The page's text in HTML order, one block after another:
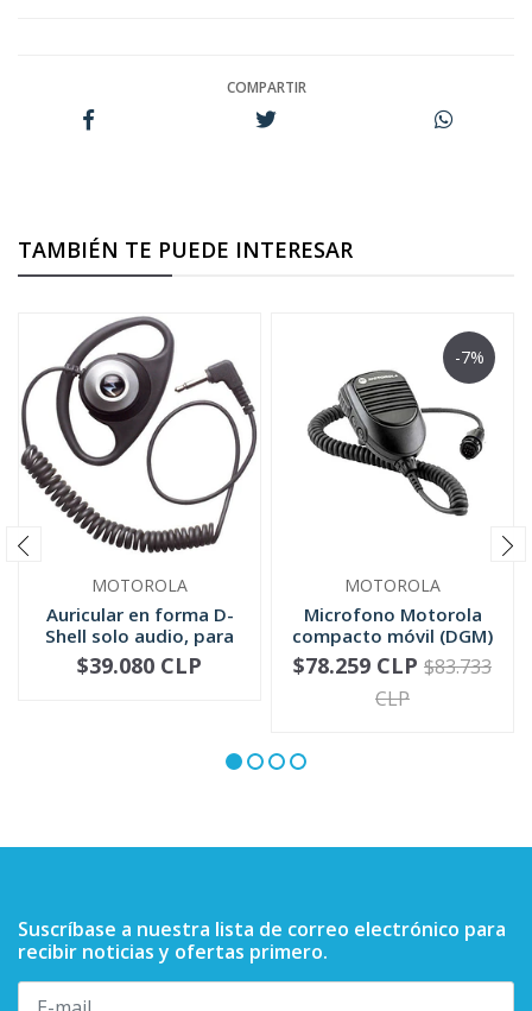
COMPARTIR
TAMBIÉN TE PUEDE INTERESAR
MOTOROLA
Auricular en forma D-
Shell solo audio, para
mic...
+
$39.080 CLP
-7%
MOTOROLA
Microfono Motorola
compacto móvil (DGM)
RMN5052
+
-
$78.259 CLP $83.733
CLP
Suscríbase a nuestra lista de correo electrónico para
recibir noticias y ofertas primero.